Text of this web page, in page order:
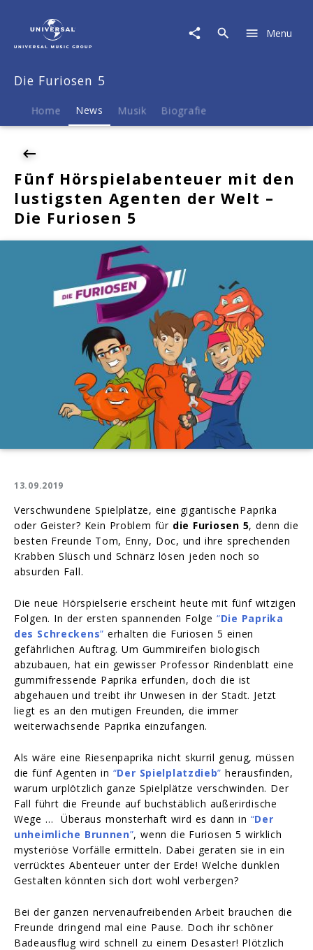
Hörspielabenteuer
mit
lustigsten
der
Welt
Die
Furiosen
Menu
Die Furiosen 5
Home News Musik Biografie
Fünf Hörspielabenteuer mit den
lustigsten Agenten der Welt –
Die Furiosen 5
13.09.2019
Verschwundene Spielplätze, eine gigantische Paprika
oder Geister? Kein Problem für die Furiosen 5, denn die
besten Freunde Tom, Enny, Doc, und ihre sprechenden
Krabben Slüsch und Schnärz lösen jeden noch so
absurden Fall.
Die neue Hörspielserie erscheint heute mit fünf witzigen
Folgen. In der ersten spannenden Folge “Die Paprika
des Schreckens” erhalten die Furiosen 5 einen
gefährlichen Auftrag. Um Gummireifen biologisch
abzubauen, hat ein gewisser Professor Rindenblatt eine
gummifressende Paprika erfunden, doch die ist
abgehauen und treibt ihr Unwesen in der Stadt. Jetzt
liegt es an den mutigen Freunden, die immer
weiterwachsende Paprika einzufangen.
Als wäre eine Riesenpaprika nicht skurril genug, müssen
die fünf Agenten in “Der Spielplatzdieb” herausfinden,
warum urplötzlich ganze Spielplätze verschwinden. Der
Fall führt die Freunde auf buchstäblich außerirdische
Wege … Überaus monsterhaft wird es dann in “Der
unheimliche Brunnen”, wenn die Furiosen 5 wirklich
mysteriöse Vorfälle ermitteln. Dabei geraten sie in ein
verrücktes Abenteuer unter der Erde! Welche dunklen
Gestalten könnten sich dort wohl verbergen?
Bei der ganzen nervenaufreibenden Arbeit brauchen die
Freunde dringend mal eine Pause. Doch ihr schöner
Badeausflug wird schnell zu einem Desaster! Plötzlich